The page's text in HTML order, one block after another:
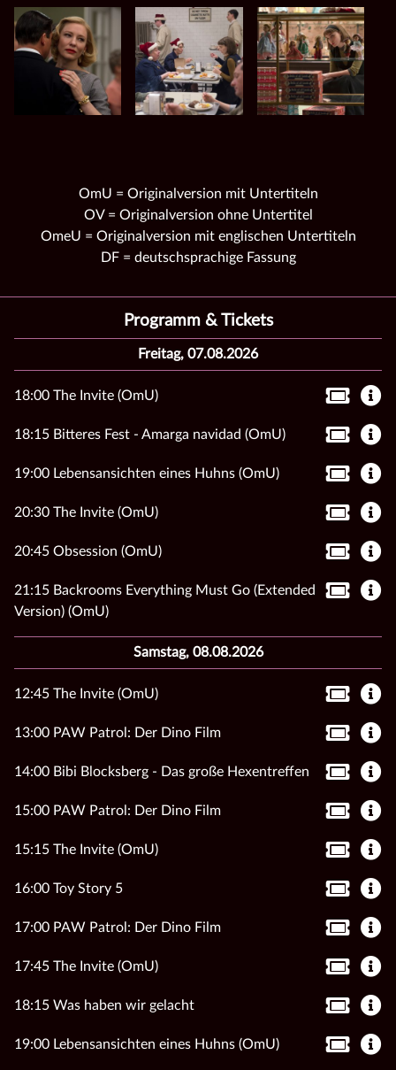
OmU = Originalversion mit Untertiteln
OV = Originalversion ohne Untertitel
OmeU = Originalversion mit englischen Untertiteln
DF = deutschsprachige Fassung
Programm & Tickets
Freitag, 07.08.2026
18:00 The Invite (OmU)
18:15 Bitteres Fest - Amarga navidad (OmU)
19:00 Lebensansichten eines Huhns (OmU)
20:30 The Invite (OmU)
20:45 Obsession (OmU)
21:15 Backrooms Everything Must Go (Extended
Version) (OmU)
Samstag, 08.08.2026
12:45 The Invite (OmU)
13:00 PAW Patrol: Der Dino Film
14:00 Bibi Blocksberg - Das große Hexentreffen
15:00 PAW Patrol: Der Dino Film
15:15 The Invite (OmU)
16:00 Toy Story 5
17:00 PAW Patrol: Der Dino Film
17:45 The Invite (OmU)
18:15 Was haben wir gelacht
19:00 Lebensansichten eines Huhns (OmU)